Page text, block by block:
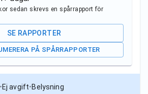
sedan skrevs en spårrapport för
SE RAPPORTER
PÅ SPÅRRAPPORTER
•Ej avgift•Belysning